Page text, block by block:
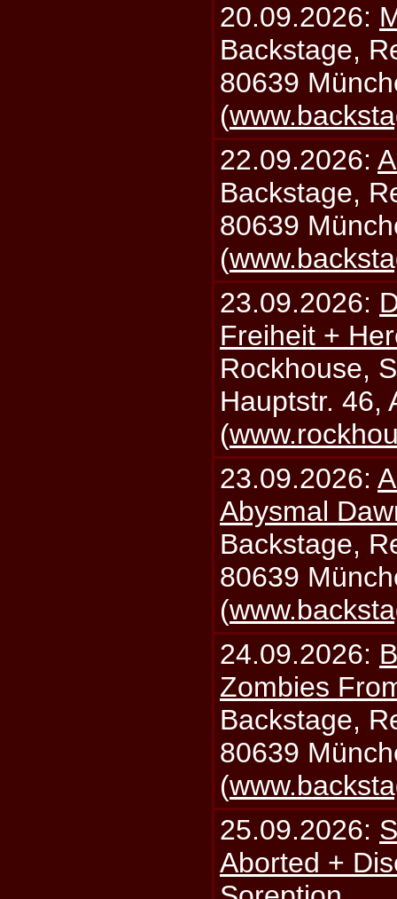
20.09.2026:
Backstage,
80639
(
22.09.2026:
Backstage,
80639
(
23.09.2026:
Freiheit +
Rockhouse,
Hauptstr. 46,
(
23.09.2026:
Abysmal
Backstage,
80639
(
24.09.2026:
Zombies
Backstage,
80639
(
25.09.2026:
Aborted +